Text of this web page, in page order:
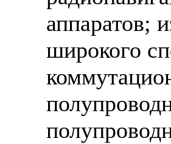
аппаратов;
широкого